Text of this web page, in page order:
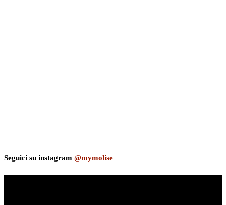
Seguici su instagram @mymolise